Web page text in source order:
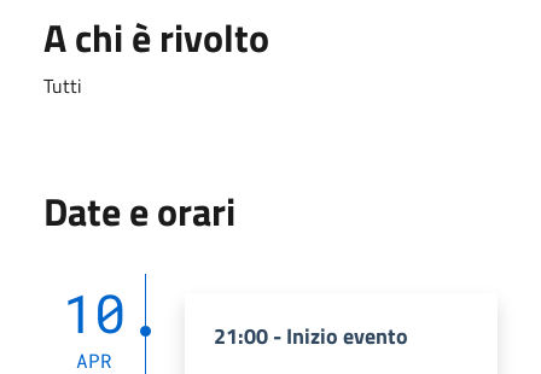
A chi è rivolto
Tutti
Date e orari
10
APR
21:00 - Inizio evento